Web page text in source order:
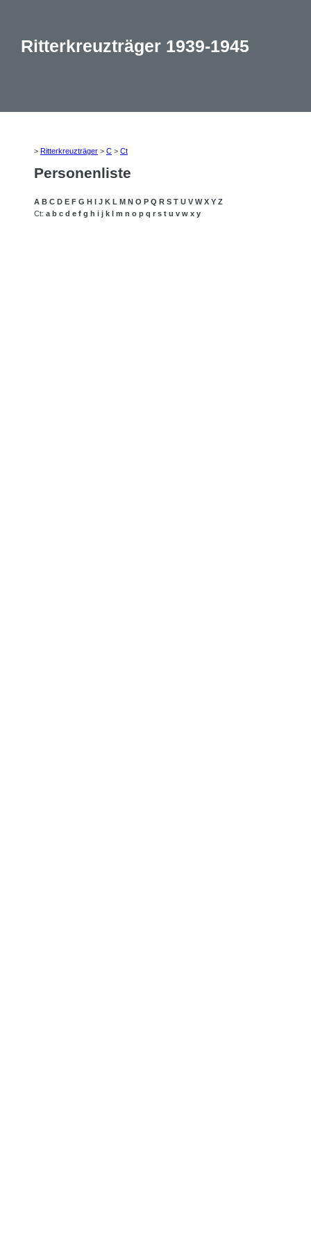
Ritterkreuzträger 1939-1945
> Ritterkreuzträger > C > Ct
Personenliste
A B C D E F G H I J K L M N O P Q R S T U V W X Y Z
Ct: a b c d e f g h i j k l m n o p q r s t u v w x y